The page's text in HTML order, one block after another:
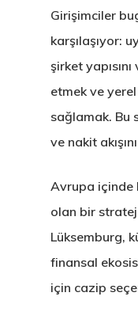
Girişimciler
karşılaşıyor:
şirket
etmek ve yerel
sağlamak. Bu
ve nakit
Avrupa içinde
olan bir
Lüksemburg,
finansal
için cazip